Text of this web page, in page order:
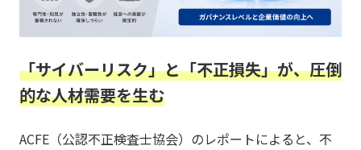
「サイバーリスク」と「不正損失」が、圧倒
的な人材需要を生む
ACFE（公認不正検査士協会）のレポートによると、不